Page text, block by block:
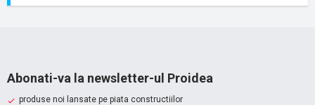
Abonati-va la newsletter-ul Proidea
produse noi lansate pe piata constructiilor